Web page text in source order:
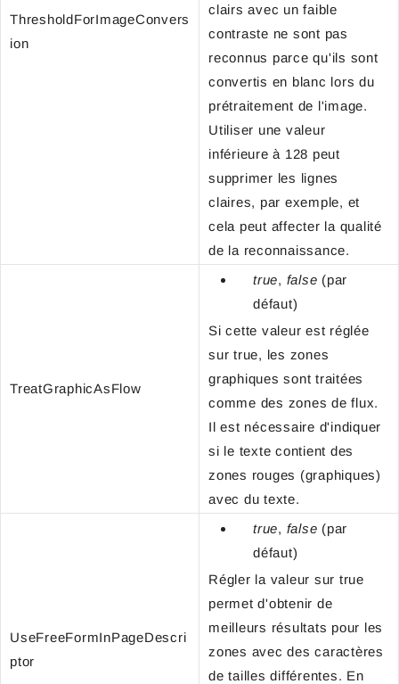
ThresholdForImageConvers
ion
clairs avec un faible
contraste ne sont pas
reconnus parce qu'ils sont
convertis en blanc lors du
prétraitement de l'image.
Utiliser une valeur
inférieure à 128 peut
supprimer les lignes
claires, par exemple, et
cela peut affecter la qualité
de la reconnaissance.
TreatGraphicAsFlow
true, false (par
défaut)
Si cette valeur est réglée
sur true, les zones
graphiques sont traitées
comme des zones de flux.
Il est nécessaire d'indiquer
si le texte contient des
zones rouges (graphiques)
avec du texte.
UseFreeFormInPageDescri
ptor
true, false (par
défaut)
Régler la valeur sur true
permet d'obtenir de
meilleurs résultats pour les
zones avec des caractères
de tailles différentes. En